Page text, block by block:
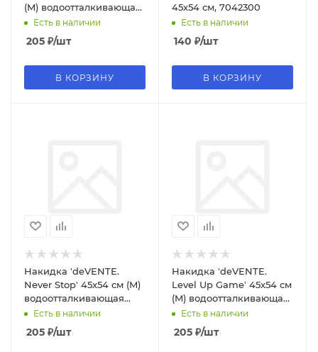
(M) водоотталкивающая
ткань, 3 кармана,
7042407
Есть в наличии
205 ₽/шт
В КОРЗИНУ
45х54 см, 7042300
Есть в наличии
140 ₽/шт
В КОРЗИНУ
Накидка 'deVENTE.
Never Stop' 45x54 см (M)
водоотталкивающая
ткань,3 кармана, 2
нарукавника, 7042406
Есть в наличии
205 ₽/шт
Накидка 'deVENTE.
Level Up Game' 45x54 см
(M) водоотталкивающая
ткань, 3 кармана с
рисунком, 7042405
Есть в наличии
205 ₽/шт